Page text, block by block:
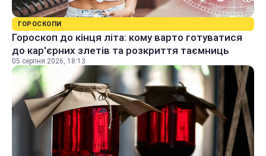
ГОРОСКОПИ
Гороскоп до кінця літа: кому варто готуватися
до кар'єрних злетів та розкриття таємниць
05 серпня 2026, 18:13